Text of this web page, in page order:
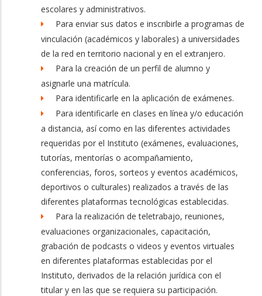
escolares y administrativos.
Para enviar sus datos e inscribirle a programas de
vinculación (académicos y laborales) a universidades
de la red en territorio nacional y en el extranjero.
Para la creación de un perfil de alumno y
asignarle una matrícula.
Para identificarle en la aplicación de exámenes.
Para identificarle en clases en línea y/o educación
a distancia, así como en las diferentes actividades
requeridas por el Instituto (exámenes, evaluaciones,
tutorías, mentorías o acompañamiento,
conferencias, foros, sorteos y eventos académicos,
deportivos o culturales) realizados a través de las
diferentes plataformas tecnológicas establecidas.
Para la realización de teletrabajo, reuniones,
evaluaciones organizacionales, capacitación,
grabación de podcasts o videos y eventos virtuales
en diferentes plataformas establecidas por el
Instituto, derivados de la relación jurídica con el
titular y en las que se requiera su participación.